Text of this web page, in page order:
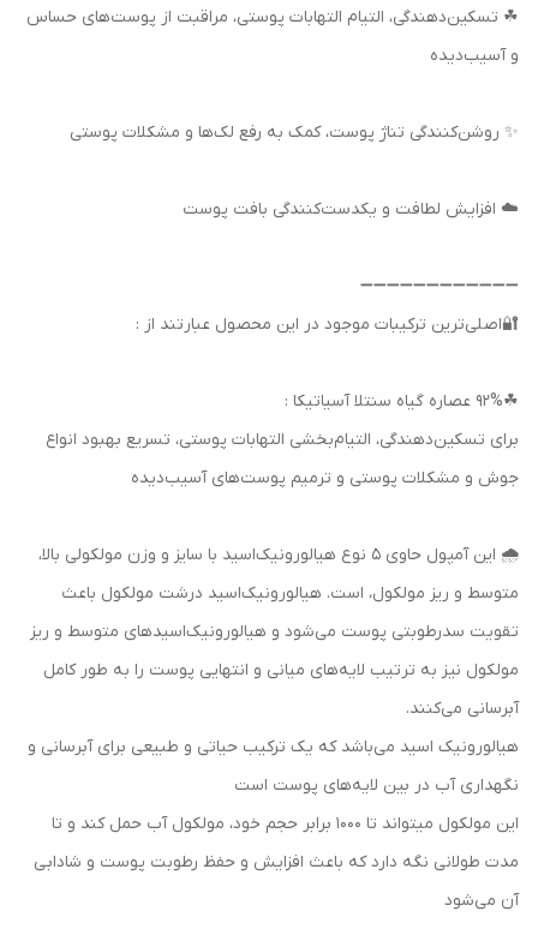
☘ تسکین‌دهندگی، التیام التهابات پوستی، مراقبت از پوست‌های حساس
و آسیب‌دیده
✨ روشن‌کنندگی تناژ پوست، کمک به رفع لک‌ها و مشکلات پوستی
☁️ افزایش لطافت و یکدست‌کنندگی بافت پوست
➖➖➖➖➖➖➖➖➖➖➖➖
🔐اصلی‌ترین ترکیبات موجود در این محصول عبارتند از :
☘92% عصاره گیاه سنتلا آسیاتیکا :
برای تسکین‌دهندگی، التیام‌بخشی التهابات پوستی، تسریع بهبود انواع
جوش و مشکلات پوستی و ترمیم پوست‌های آسیب‌دیده
🌧 این آمپول حاوی 5 نوع هیالورونیک‌اسید با سایز و وزن مولکولی بالا،
متوسط و ریز مولکول، است. هیالورونیک‌اسید درشت مولکول باعث
تقویت سدرطوبتی پوست می‌شود و هیالورونیک‌اسیدهای متوسط و ریز
مولکول نیز به ترتیب لایه‌های میانی و انتهایی پوست را به طور کامل
آبرسانی می‌کنند.
هیالورونیک اسید می‌باشد که یک ترکیب حیاتی و طبیعی برای آبرسانی و
نگهداری آب در بین لایه‌های پوست است
این مولکول میتواند تا ۱۰۰۰ برابر حجم خود، مولکول آب حمل کند و تا
مدت طولانی نگه دارد که باعث افزایش و حفظ رطوبت پوست و شادابی
آن می‌شود